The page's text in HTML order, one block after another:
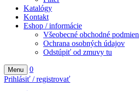
Katalógy
Kontakt
Eshop / informácie
Všeobecné obchodné
Ochrana osobných údajov
Odstúpiť od zmuvy tu
Menu
0
Prihlásiť / registrovať